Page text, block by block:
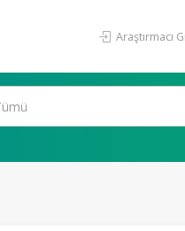
Araştırmacı